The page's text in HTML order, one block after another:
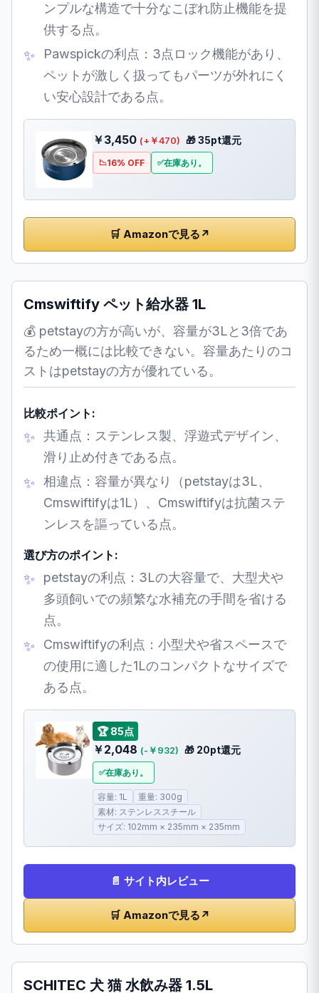
ンプルな構造で十分なこぼれ防止機能を提
供する点。
Pawspickの利点：3点ロック機能があり、
ペットが激しく扱ってもパーツが外れにく
い安心設計である点。
￥3,450 (+￥470) 🎁 35pt還元
16% OFF 在庫あり。
🛒 Amazonで見る ↗
Cmswiftify ペット給水器 1L
💰 petstayの方が高いが、容量が3Lと3倍であ
るため一概には比較できない。容量あたりのコ
ストはpetstayの方が優れている。
比較ポイント:
共通点：ステンレス製、浮遊式デザイン、
滑り止め付きである点。
相違点：容量が異なり（petstayは3L、
Cmswiftifyは1L）、Cmswiftifyは抗菌ステ
ンレスを謳っている点。
選び方のポイント:
petstayの利点：3Lの大容量で、大型犬や
多頭飼いでの頻繁な水補充の手間を省ける
点。
Cmswiftifyの利点：小型犬や省スペースで
の使用に適した1Lのコンパクトなサイズで
ある点。
🏆 85点
￥2,048 (-￥932) 🎁 20pt還元
在庫あり。
容量: 1L
重量: 300g
素材: ステンレススチール
サイズ: 102mm × 235mm × 235mm
📄 サイト内レビュー
🛒 Amazonで見る ↗
SCHITEC 犬 猫 水飲み器 1.5L